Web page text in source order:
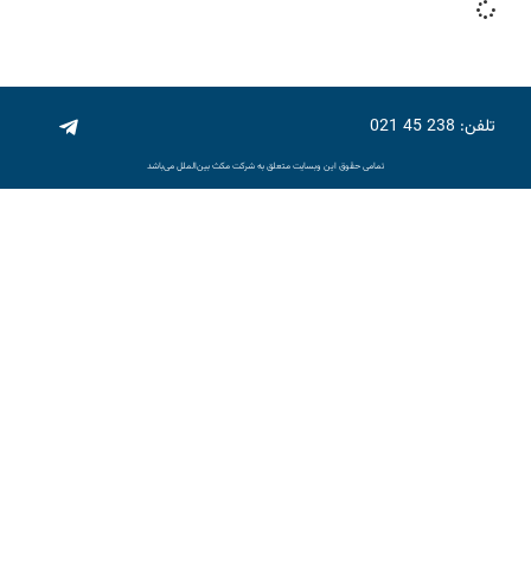
تلفن: 238 45 021
تمامی حقوق این وبسایت متعلق به شرکت مکث بین‌الملل می‌باشد